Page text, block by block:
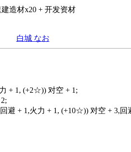
造材x20 + 开发资材
白城 なお
+ 1, (+2☆)) 对空 + 1;
避 + 1,火力 + 1, (+10☆)) 对空 + 3,回